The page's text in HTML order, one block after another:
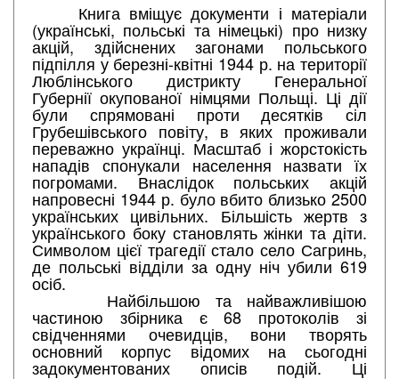
Книга вміщує документи і матеріали
(українські, польські та німецькі) про низку
акцій, здійснених загонами польського
підпілля у березні-квітні 1944 р. на території
Люблінського дистрикту Генеральної
Губернії окупованої німцями Польщі. Ці дії
були спрямовані проти десятків сіл
Грубешівського повіту, в яких проживали
переважно українці. Масштаб і жорстокість
нападів спонукали населення назвати їх
погромами. Внаслідок польських акцій
напровесні 1944 р. було вбито близько 2500
українських цивільних. Більшість жертв з
українського боку становлять жінки та діти.
Символом цієї трагедії стало село Сагринь,
де польські відділи за одну ніч убили 619
осіб.
Найбільшою та найважливішою
частиною збірника є 68 протоколів зі
свідченнями очевидців, вони творять
основний корпус відомих на сьогодні
задокументованих описів подій. Ці